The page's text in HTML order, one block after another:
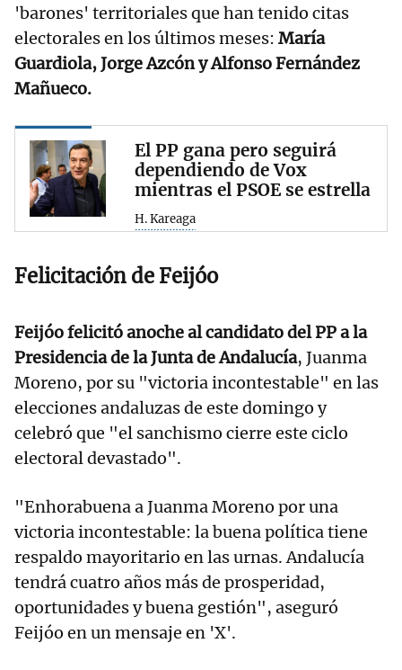
'barones' territoriales que han tenido citas
electorales en los últimos meses: María
Guardiola, Jorge Azcón y Alfonso Fernández
Mañueco.
El PP gana pero seguirá
dependiendo de Vox
mientras el PSOE se estrella
H. Kareaga
Felicitación de Feijóo
Feijóo felicitó anoche al candidato del PP a la
Presidencia de la Junta de Andalucía, Juanma
Moreno, por su "victoria incontestable" en las
elecciones andaluzas de este domingo y
celebró que "el sanchismo cierre este ciclo
electoral devastado".
"Enhorabuena a Juanma Moreno por una
victoria incontestable: la buena política tiene
respaldo mayoritario en las urnas. Andalucía
tendrá cuatro años más de prosperidad,
oportunidades y buena gestión", aseguró
Feijóo en un mensaje en 'X'.